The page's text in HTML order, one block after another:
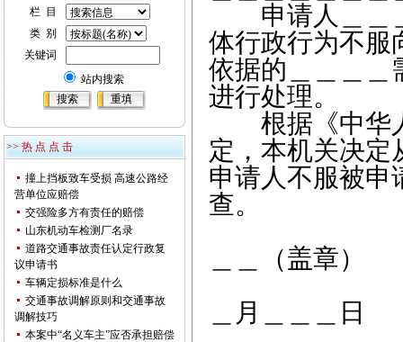
栏 目
类 别
关键词
站内搜索
>> 热 点 点 击
撞上挡板致车受损 高速公路经
营单位应赔偿
交强险多方有责任的赔偿
山东机动车检测厂名录
道路交通事故责任认定行政复
议申请书
车辆定损标准是什么
交通事故调解原则和交通事故
调解技巧
本案中“名义车主”应否承担赔偿
申请人＿＿＿
体行政行为不服
依据的＿＿＿＿
进行处理。
根据《中华人
定，本机关决定
申请人不服被申
查。
＿＿（盖章）
＿月＿＿＿日